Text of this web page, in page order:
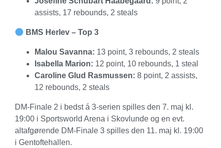
assists, 17 rebounds, 2 steals
BMS Herlev – Top 3
Malou Savanna: 13 point, 3 rebounds, 2 steals
Isabella Marion: 12 point, 10 rebounds, 1 steal
Caroline Glud Rasmussen: 8 point, 2 assists,
12 rebounds, 2 steals
DM-Finale 2 i bedst á 3-serien spilles den 7. maj kl.
19:00 i Sportsworld Arena i Skovlunde og en evt.
altafgørende DM-Finale 3 spilles den 11. maj kl. 19:00
i Gentoftehallen.